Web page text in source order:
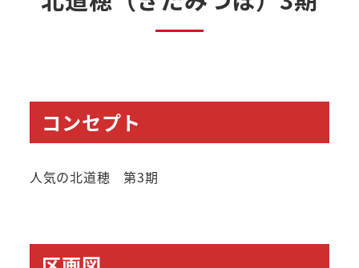
コンセプト
人気の北道穂 第3期